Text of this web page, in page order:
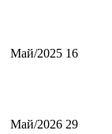
Май/2025 16
Май/2026 29